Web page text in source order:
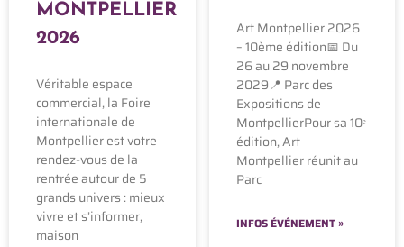
MONTPELLIER
2026
Véritable espace
commercial, la Foire
internationale de
Montpellier est votre
rendez-vous de la
rentrée autour de 5
grands univers : mieux
vivre et s’informer,
maison
Art Montpellier 2026
– 10ème édition📅 Du
26 au 29 novembre
2029📍 Parc des
Expositions de
MontpellierPour sa 10ᵉ
édition, Art
Montpellier réunit au
Parc
INFOS ÉVÉNEMENT »